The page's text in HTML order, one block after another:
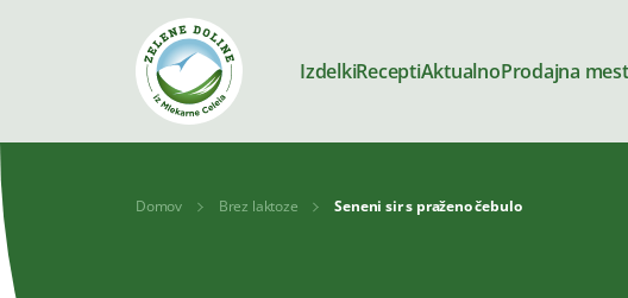
IzdelkiReceptiAktualnoProdajna
Domov Brez laktoze Seneni sir s praženo čebulo